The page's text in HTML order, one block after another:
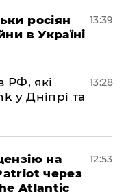
росіян
в Україні
13:39
РФ, які
у Дніпрі та
13:28
на
через
Atlantic
12:53